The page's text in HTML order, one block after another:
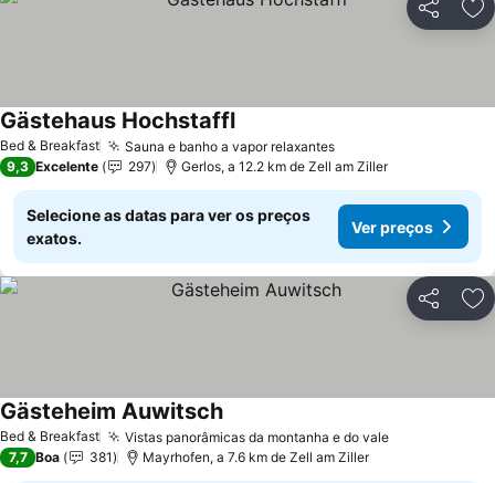
Partilhar
Bed & Breakfast Sauna e banho a vapor relaxantes
Gästehaus Hochstaffl
9,3 Excelente 297 Gerlos, a 12.2 km de Zell am Ziller
Selecione as datas para ver os preços
exatos.
Ver preços
Partilhar
Bed & Breakfast Vistas panorâmicas da montanha e do vale
Gästeheim Auwitsch
7,7 Boa 381 Mayrhofen, a 7.6 km de Zell am Ziller